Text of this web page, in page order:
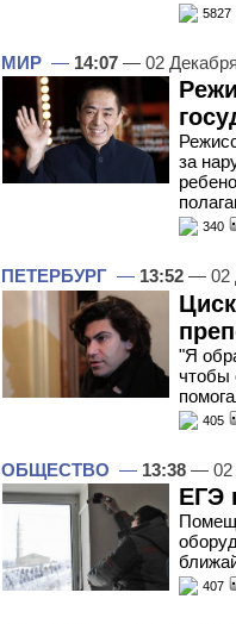
5827
МИР — 14:07 — 02
за
340
ПЕТЕРБУРГ — 13:52 — 02
"Я
чтобы
405
ОБЩЕСТВО — 13:38 — 02
ЕГЭ
407